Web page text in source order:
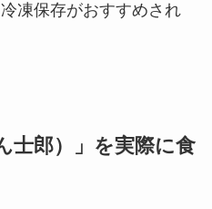
凍保存がおすすめされ
士郎）」を実際に食